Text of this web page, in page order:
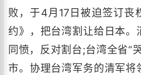
败，于4月17日被迫签订丧
约》，把台湾割让给日本。
同愤，反对割台;台湾全省“
市。协理台湾军务的清军将